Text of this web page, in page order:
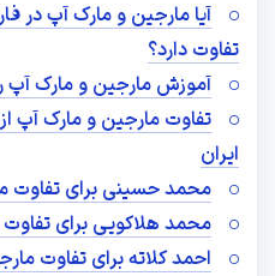
آیا مارجین و مارک آپ در
تفاوت دارد؟
آموزش مارجین و مارک آپ
تفاوت مارجین و مارک آپ
ایران
محمد حسینی برای تفاوت
محمد هلاکویی برای
احمد کلاته برای تفاوت